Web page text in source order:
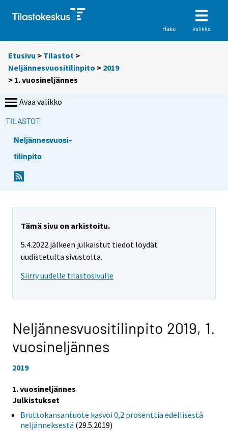
Haku Valikko
Etusivu > Tilastot >
Neljännesvuositilinpito > 2019
> 1. vuosineljännes
Avaa valikko
TILASTOT
Neljännesvuosi-
tilinpito
Tämä sivu on arkistoitu.
5.4.2022 jälkeen julkaistut tiedot löydät
uudistetulta sivustolta.
Siirry uudelle tilastosivulle
Neljännesvuositilinpito 2019, 1.
vuosineljännes
2019
1. vuosineljännes
Julkistukset
Bruttokansantuote kasvoi 0,2 prosenttia edellisestä
neljänneksestä (29.5.2019)